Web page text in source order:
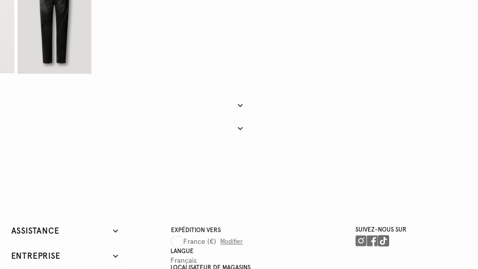
ASSISTANCE
ENTREPRISE
EXPÉDITION VERS
France (€)
Modifier
LANGUE
Français
SUIVEZ-NOUS SUR